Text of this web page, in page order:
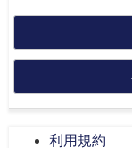
利用規約